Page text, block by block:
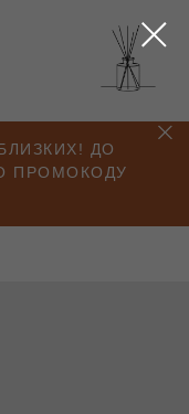
ДО
ПРОМОКОДУ